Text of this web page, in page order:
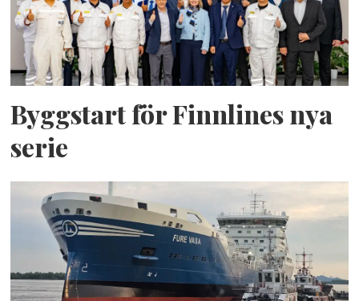
Byggstart för Finnlines nya
serie